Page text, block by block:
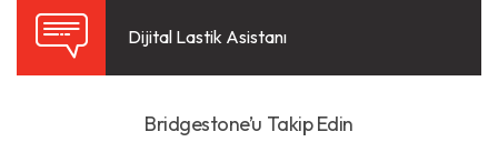
Dijital Lastik Asistanı
Bridgestone’u Takip Edin